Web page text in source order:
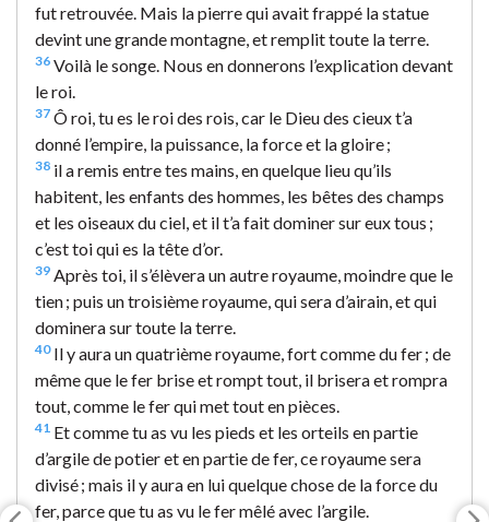
fut retrouvée. Mais la pierre qui avait frappé la statue
devint une grande montagne, et remplit toute la terre.
36 Voilà le songe. Nous en donnerons l’explication devant
le roi.
37 Ô roi, tu es le roi des rois, car le Dieu des cieux t’a
donné l’empire, la puissance, la force et la gloire ;
38 il a remis entre tes mains, en quelque lieu qu’ils
habitent, les enfants des hommes, les bêtes des champs
et les oiseaux du ciel, et il t’a fait dominer sur eux tous ;
c’est toi qui es la tête d’or.
39 Après toi, il s’élèvera un autre royaume, moindre que le
tien ; puis un troisième royaume, qui sera d’airain, et qui
dominera sur toute la terre.
40Il y aura un quatrième royaume, fort comme du fer ; de
même que le fer brise et rompt tout, il brisera et rompra
tout, comme le fer qui met tout en pièces.
41 Et comme tu as vu les pieds et les orteils en partie
d’argile de potier et en partie de fer, ce royaume sera
divisé ; mais il y aura en lui quelque chose de la force du
fer, parce que tu as vu le fer mêlé avec l’argile.